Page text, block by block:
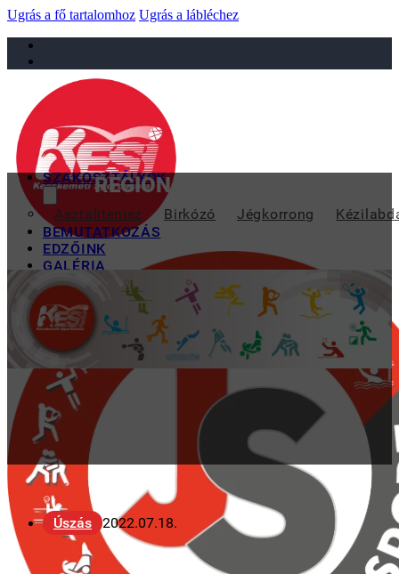
Ugrás a fő tartalomhoz Ugrás a lábléchez
sportiskola@juniorsportkft.hu
SZAKOSZTÁLYOK
Asztalitenisz Birkózó Jégkorrong
BEMUTATKOZÁS
EDZŐINK
GALÉRIA
TAO
KAPCSOLAT
REGIONÁLIS DELFIN
Úszás 2022.07.18.